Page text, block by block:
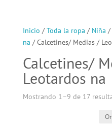
Inicio /Toda la ropa / Niña /
na / Calcetines/ Medias /
Calcetines/
Leotardos na
Mostrando 1–9 de 17